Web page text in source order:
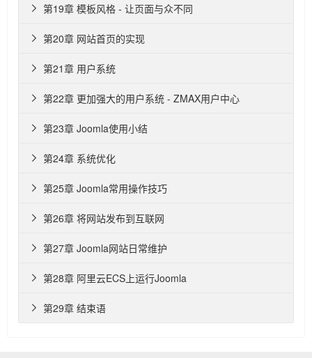
第19章 模板风格 - 让页面与众不同

第20章 网站首页的实现

第21章 用户系统

第22章 更加强大的用户系统 - ZMAX用户中心

第23章 Joomla使用小结

第24章 系统优化

第25章 Joomla常用操作技巧

第26章 将网站发布到互联网

第27章 Joomla网站日常维护

第28章 阿里云ECS上运行Joomla

第29章 结束语
